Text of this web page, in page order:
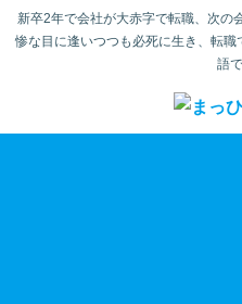
新卒2年で会社が大赤字で転職、次の
惨な目に逢いつつも必死に生き、転
語で